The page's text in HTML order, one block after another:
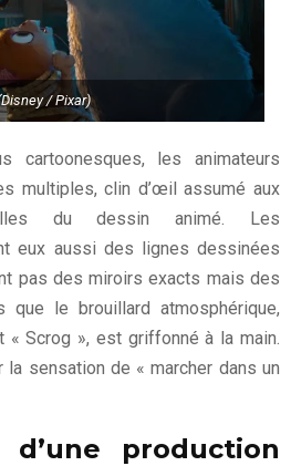
/ Pixar)
cartoonesques, les animateurs
multiples, clin d’œil assumé aux
du dessin animé. Les
eux aussi des lignes dessinées
pas des miroirs exacts mais des
que le brouillard atmosphérique,
Scrog », est griffonné à la main.
sensation de « marcher dans un
production